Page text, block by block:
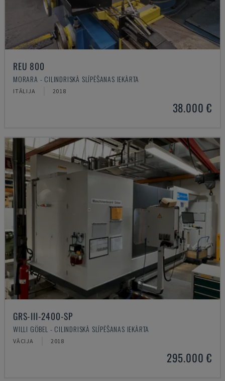
REU 800
MORARA - CILINDRISKĀ SLĪPĒŠANAS IEKĀRTA
ITĀLIJA 2018
38.000 €
GRS-III-2400-SP
WILLI GÖBEL - CILINDRISKĀ SLĪPĒŠANAS IEKĀRTA
VĀCIJA 2018
295.000 €